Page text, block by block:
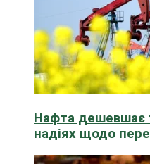
Нафта дешевшає
надіях щодо